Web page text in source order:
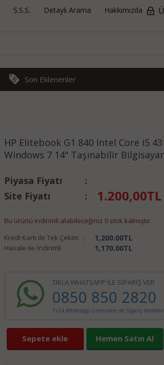
S.S.S. Detaylı Arama Hakkımızda
Son Eklenenler
HP Elitebook G1 840 Intel Core i5
Windows 7 14" Taşınabilir Bilgisayar
Piyasa Fiyatı
:
Site Fiyatı
: 1.200,00TL
Bu ürünü indirimli alabileceğiniz 0 stok kalmıştır.
Kredi Kartı ile Tek Çekim : 1,200.00TL
Havale ile İndirimli : 1,170.00TL
TIKLA WHATSAPP İLE SİPARİŞ VER
0850 850 2820
7x24 Whatsapp Üzerinden de Sipariş
Sepete ekle Hemen Satın Al